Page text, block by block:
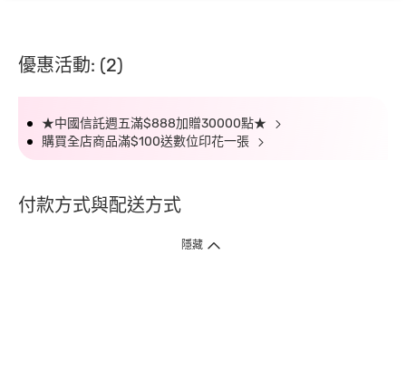
優惠活動: (2)
★中國信託週五滿$888加贈30000點★
購買全店商品滿$100送數位印花一張
付款方式與配送方式
隱藏